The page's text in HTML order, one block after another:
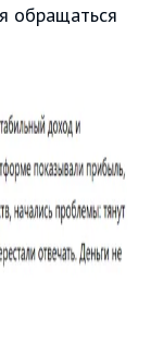
обращаться